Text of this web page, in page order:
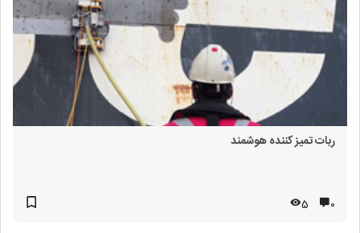
ربات تمیز کننده هوشمند
۰ 5